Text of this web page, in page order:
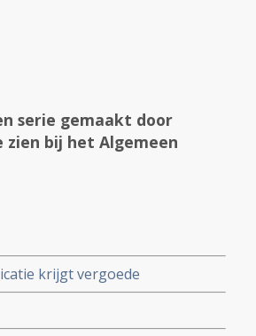
serie gemaakt door
bij het Algemeen
krijgt vergoede